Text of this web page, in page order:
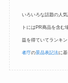
いろいろな話題の人
トにはPR商品を含む
益を得ていてランキ
者庁の景品表記法に